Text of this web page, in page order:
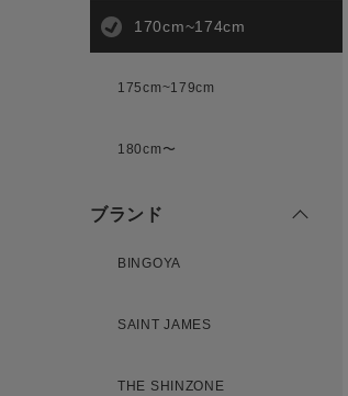
ログイン / マ
170cm~174cm
175cm~179cm
180cm〜
ブランド
BINGOYA
SAINT JAMES
THE SHINZONE